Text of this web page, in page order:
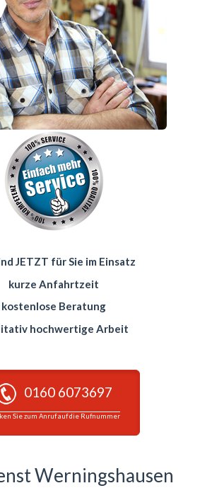
JETZT für Sie im Einsatz
kurze Anfahrtzeit
kostenlose Beratung
hochwertige Arbeit
0160 6073697
Sie zum Anruf auf die Rufnummer
Werningshausen